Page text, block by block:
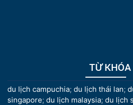
TỪ KHÓA
du lịch campuchia; du lịch thái lan;
singapore; du lịch malaysia; du lịch